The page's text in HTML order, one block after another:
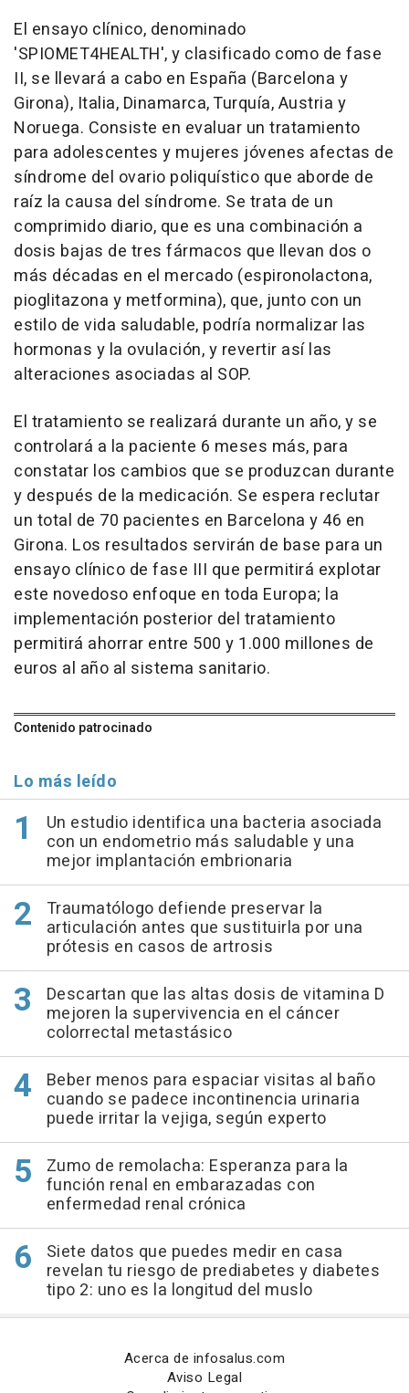
El ensayo clínico, denominado
'SPIOMET4HEALTH', y clasificado como de fase
II, se llevará a cabo en España (Barcelona y
Girona), Italia, Dinamarca, Turquía, Austria y
Noruega. Consiste en evaluar un tratamiento
para adolescentes y mujeres jóvenes afectas de
síndrome del ovario poliquístico que aborde de
raíz la causa del síndrome. Se trata de un
comprimido diario, que es una combinación a
dosis bajas de tres fármacos que llevan dos o
más décadas en el mercado (espironolactona,
pioglitazona y metformina), que, junto con un
estilo de vida saludable, podría normalizar las
hormonas y la ovulación, y revertir así las
alteraciones asociadas al SOP.
El tratamiento se realizará durante un año, y se
controlará a la paciente 6 meses más, para
constatar los cambios que se produzcan durante
y después de la medicación. Se espera reclutar
un total de 70 pacientes en Barcelona y 46 en
Girona. Los resultados servirán de base para un
ensayo clínico de fase III que permitirá explotar
este novedoso enfoque en toda Europa; la
implementación posterior del tratamiento
permitirá ahorrar entre 500 y 1.000 millones de
euros al año al sistema sanitario.
Contenido patrocinado
Lo más leído
Un estudio identifica una bacteria asociada
con un endometrio más saludable y una
mejor implantación embrionaria
Traumatólogo defiende preservar la
articulación antes que sustituirla por una
prótesis en casos de artrosis
Descartan que las altas dosis de vitamina D
mejoren la supervivencia en el cáncer
colorrectal metastásico
Beber menos para espaciar visitas al baño
cuando se padece incontinencia urinaria
puede irritar la vejiga, según experto
Zumo de remolacha: Esperanza para la
función renal en embarazadas con
enfermedad renal crónica
Siete datos que puedes medir en casa
revelan tu riesgo de prediabetes y diabetes
tipo 2: uno es la longitud del muslo
Acerca de infosalus.com
Aviso Legal